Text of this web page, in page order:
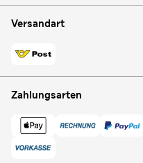
Versandart
Zahlungsarten